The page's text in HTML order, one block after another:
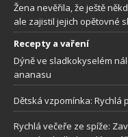
Žena nevěřila, že ještě
ale zajistil jejich opětovné
Recepty a vaření
Dýně ve sladkokyselém
ananasu
Dětská vzpomínka: Rychlá
Rychlá večeře ze spíže: